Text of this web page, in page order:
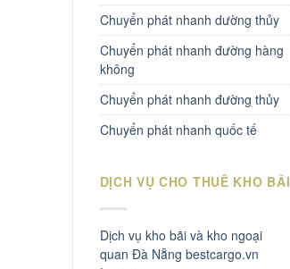
Chuyển phát nhanh dường thủy
Chuyển phát nhanh đường hàng
không
Chuyển phát nhanh đường thủy
Chuyển phát nhanh quốc tế
DỊCH VỤ CHO THUÊ KHO BÃI
Dịch vụ kho bãi và kho ngoại
quan Đà Nẵng bestcargo.vn